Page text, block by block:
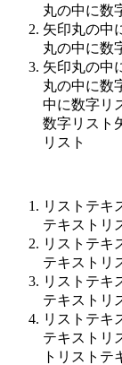
丸の中に数
矢印丸の中
丸の中に数
矢印丸の中
丸の中に数
中に数字リ
数字リスト
リスト
リストテキ
テキストリ
リストテキ
テキストリ
リストテキ
テキストリ
リストテキ
テキストリ
トリストテ